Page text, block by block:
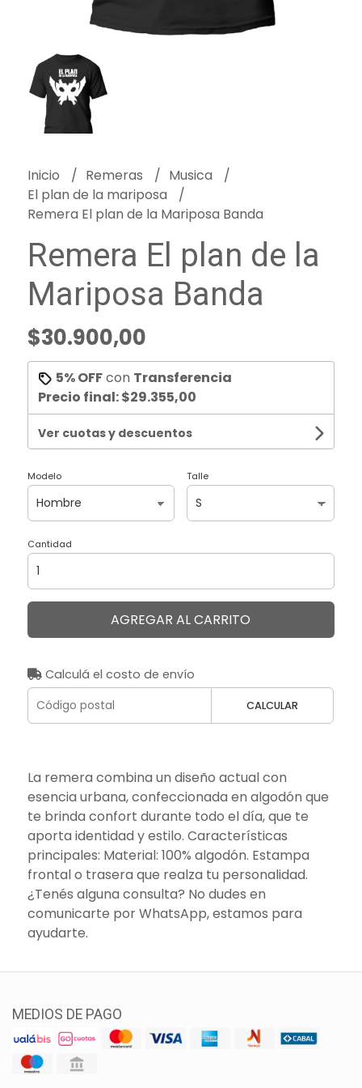
Inicio Remeras
Musica
El plan de la mariposa
Remera El plan de la Mariposa Banda
Remera El plan de la
Mariposa Banda
$30.900,00
5% OFFcon Transferencia
Precio final:$29.355,00
Ver cuotas y descuentos
Modelo Talle
Cantidad
AGREGAR AL CARRITO
Calculá el costo de envío
CALCULAR
La remera combina un diseño actual con
esencia urbana, confeccionada en algodón que
te brinda confort durante todo el día, que te
aporta identidad y estilo. Características
principales: Material: 100% algodón. Estampa
frontal o trasera que realza tu personalidad.
¿Tenés alguna consulta? No dudes en
comunicarte por WhatsApp, estamos para
ayudarte.
MEDIOS DE PAGO